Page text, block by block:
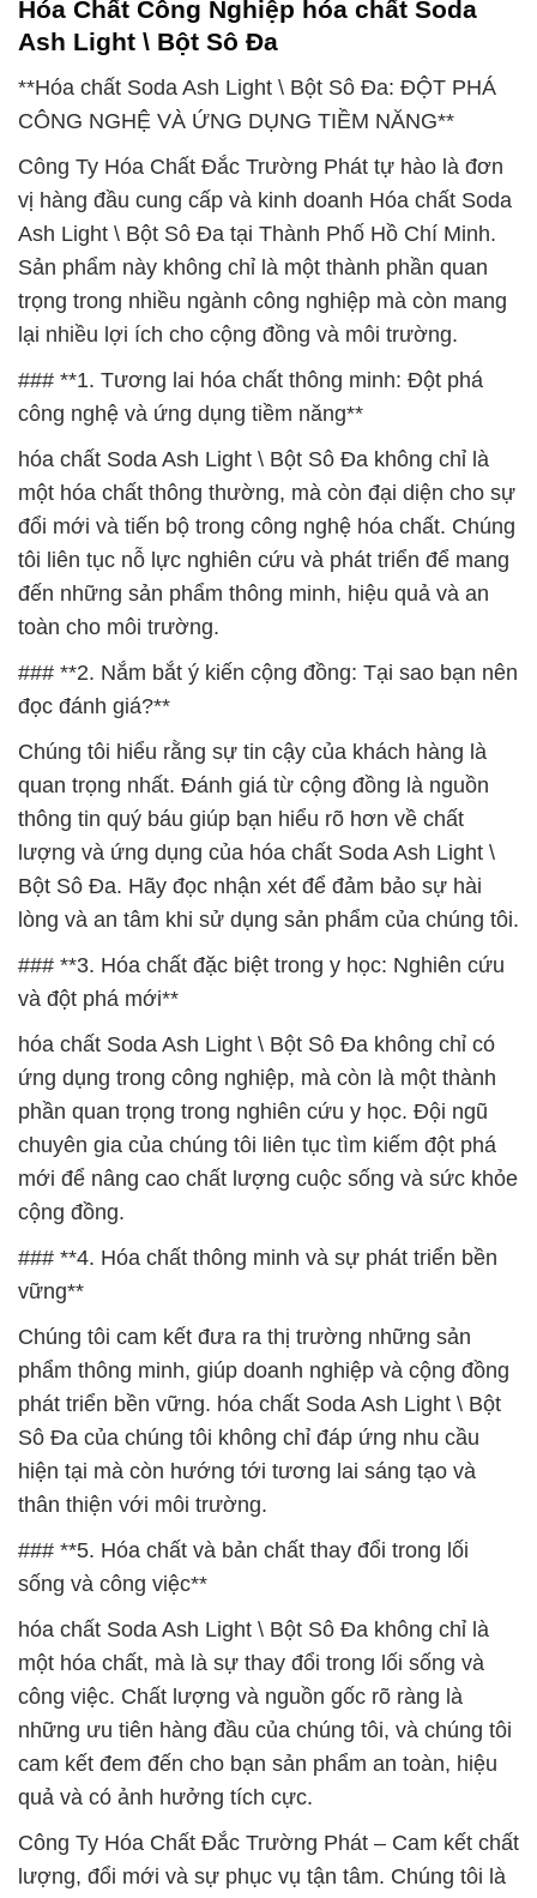
Hóa Chất Công Nghiệp hóa chất Soda
Ash Light \ Bột Sô Đa
**Hóa chất Soda Ash Light \ Bột Sô Đa: ĐỘT PHÁ
CÔNG NGHỆ VÀ ỨNG DỤNG TIỀM NĂNG**
Công Ty Hóa Chất Đắc Trường Phát tự hào là đơn
vị hàng đầu cung cấp và kinh doanh Hóa chất Soda
Ash Light \ Bột Sô Đa tại Thành Phố Hồ Chí Minh.
Sản phẩm này không chỉ là một thành phần quan
trọng trong nhiều ngành công nghiệp mà còn mang
lại nhiều lợi ích cho cộng đồng và môi trường.
### **1. Tương lai hóa chất thông minh: Đột phá
công nghệ và ứng dụng tiềm năng**
hóa chất Soda Ash Light \ Bột Sô Đa không chỉ là
một hóa chất thông thường, mà còn đại diện cho sự
đổi mới và tiến bộ trong công nghệ hóa chất. Chúng
tôi liên tục nỗ lực nghiên cứu và phát triển để mang
đến những sản phẩm thông minh, hiệu quả và an
toàn cho môi trường.
### **2. Nắm bắt ý kiến cộng đồng: Tại sao bạn nên
đọc đánh giá?**
Chúng tôi hiểu rằng sự tin cậy của khách hàng là
quan trọng nhất. Đánh giá từ cộng đồng là nguồn
thông tin quý báu giúp bạn hiểu rõ hơn về chất
lượng và ứng dụng của hóa chất Soda Ash Light \
Bột Sô Đa. Hãy đọc nhận xét để đảm bảo sự hài
lòng và an tâm khi sử dụng sản phẩm của chúng tôi.
### **3. Hóa chất đặc biệt trong y học: Nghiên cứu
và đột phá mới**
hóa chất Soda Ash Light \ Bột Sô Đa không chỉ có
ứng dụng trong công nghiệp, mà còn là một thành
phần quan trọng trong nghiên cứu y học. Đội ngũ
chuyên gia của chúng tôi liên tục tìm kiếm đột phá
mới để nâng cao chất lượng cuộc sống và sức khỏe
cộng đồng.
### **4. Hóa chất thông minh và sự phát triển bền
vững**
Chúng tôi cam kết đưa ra thị trường những sản
phẩm thông minh, giúp doanh nghiệp và cộng đồng
phát triển bền vững. hóa chất Soda Ash Light \ Bột
Sô Đa của chúng tôi không chỉ đáp ứng nhu cầu
hiện tại mà còn hướng tới tương lai sáng tạo và
thân thiện với môi trường.
### **5. Hóa chất và bản chất thay đổi trong lối
sống và công việc**
hóa chất Soda Ash Light \ Bột Sô Đa không chỉ là
một hóa chất, mà là sự thay đổi trong lối sống và
công việc. Chất lượng và nguồn gốc rõ ràng là
những ưu tiên hàng đầu của chúng tôi, và chúng tôi
cam kết đem đến cho bạn sản phẩm an toàn, hiệu
quả và có ảnh hưởng tích cực.
Công Ty Hóa Chất Đắc Trường Phát – Cam kết chất
lượng, đổi mới và sự phục vụ tận tâm. Chúng tôi là